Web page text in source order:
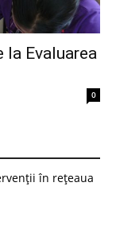
Evaluarea
0
în rețeaua